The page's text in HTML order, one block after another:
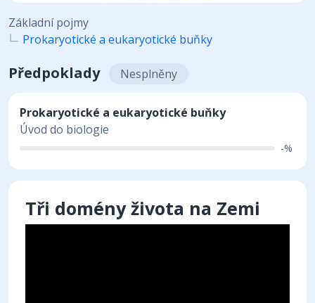
Základní pojmy
Prokaryotické a eukaryotické buňky
Předpoklady Nesplněny
Prokaryotické a eukaryotické buňky
Úvod do biologie
-%
Tři domény života na Zemi